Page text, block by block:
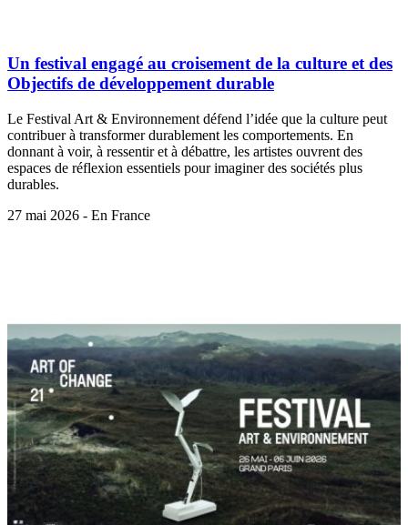
Un festival engagé au croisement de la culture et des
Objectifs de développement durable
Le Festival Art & Environnement défend l’idée que la culture peut
contribuer à transformer durablement les comportements. En
donnant à voir, à ressentir et à débattre, les artistes ouvrent des
espaces de réflexion essentiels pour imaginer des sociétés plus
durables.
27 mai 2026 - En France